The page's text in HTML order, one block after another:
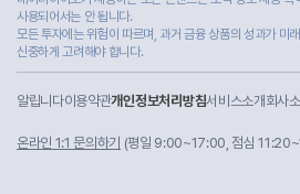
사용되어서는 안 됩니다.
모든 투자에는 위험이 따르며, 과거 금융 상품의 성과가 미
신중하게 고려해야 합니다.
알립니다이용약관개인정보처리방침서비스소개 회사
온라인 1:1 문의하기 (평일 9:00~17:00, 점심